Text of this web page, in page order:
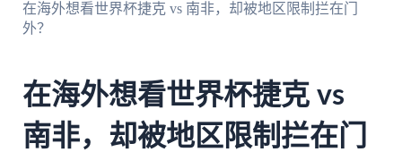
在海外想看世界杯捷克 vs 南非，却被地区限制拦在门
外？
在海外想看世界杯捷克 vs
南非，却被地区限制拦在门